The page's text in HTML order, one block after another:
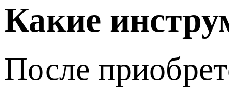
Какие
После